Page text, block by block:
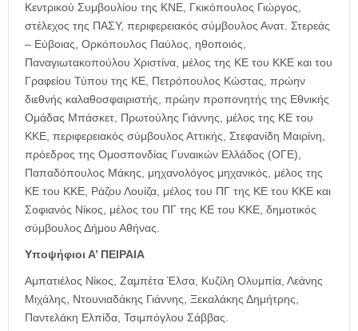
Κεντρικού Συμβουλίου της ΚΝΕ, Γκικόπουλος Γιώργος,
στέλεχος της ΠΑΣΥ, περιφερειακός σύμβουλος Ανατ. Στερεάς
– Εύβοιας, Ορκόπουλος Παύλος, ηθοποιός,
Παναγιωτακοπούλου Χριστίνα, μέλος της ΚΕ του ΚΚΕ και του
Γραφείου Τύπου της ΚΕ, Πετρόπουλος Κώστας, πρώην
διεθνής καλαθοσφαιριστής, πρώην προπονητής της Εθνικής
Ομάδας Μπάσκετ, Πρωτούλης Γιάννης, μέλος της ΚΕ του
ΚΚΕ, περιφερειακός σύμβουλος Αττικής, Στεφανίδη Μαιρίνη,
πρόεδρος της Ομοσπονδίας Γυναικών Ελλάδος (ΟΓΕ),
Παπαδόπουλος Μάκης, μηχανολόγος μηχανικός, μέλος της
ΚΕ του ΚΚΕ, Ράζου Λουίζα, μέλος του ΠΓ της ΚΕ του ΚΚΕ και
Σοφιανός Νίκος, μέλος του ΠΓ της ΚΕ του ΚΚΕ, δημοτικός
σύμβουλος Δήμου Αθήνας.
Υποψήφιοι Α’ ΠΕΙΡΑΙΑ
Αμπατιέλος Νίκος, Ζαμπέτα Έλσα, Κυζίλη Ολυμπία, Λεάνης
Μιχάλης, Ντουνιαδάκης Γιάννης, Ξεκαλάκης Δημήτρης,
Παντελάκη Ελπίδα, Τσιμπόγλου Σάββας.